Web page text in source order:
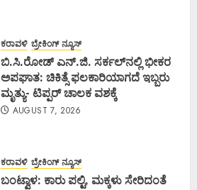
ಕರಾವಳಿ ಬ್ರೇಕಿಂಗ್ ನ್ಯೂಸ್
ಬಿ.ಸಿ.ರೋಡ್ ಎನ್.ಜಿ. ಸರ್ಕಲ್‌ನಲ್ಲಿ ಭೀಕರ
ಅಪಘಾತ: ಚಿಕಿತ್ಸೆ ಫಲಕಾರಿಯಾಗದೆ ಇಬ್ಬರು
ಮೃತ್ಯು- ಟಿಪ್ಪರ್ ಚಾಲಕ ವಶಕ್ಕೆ
AUGUST 7, 2026
ಕರಾವಳಿ ಬ್ರೇಕಿಂಗ್ ನ್ಯೂಸ್
ಬಂಟ್ವಾಳ: ಕಾರು ಪಲ್ಟಿ, ಮಕ್ಕಳು ಸೇರಿದಂತೆ